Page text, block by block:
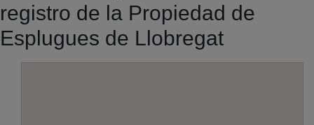
registro de la Propiedad de
Esplugues de Llobregat